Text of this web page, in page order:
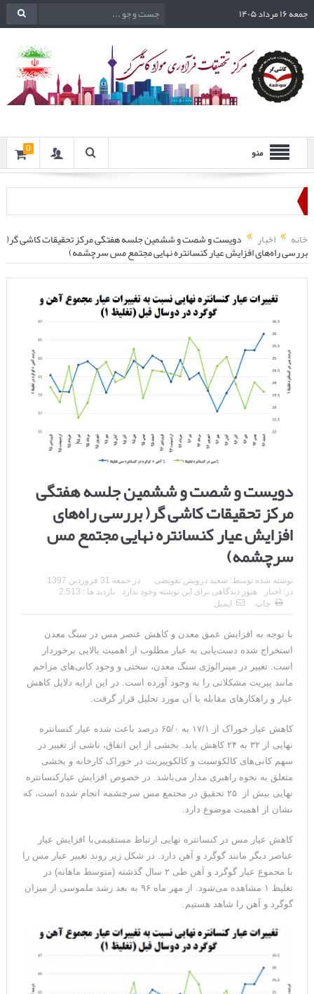
جمعه ۱۶ مرداد ۱۴۰۵
منو 0
خانه اخبار دویست و شصت و ششمین جلسه هفتگی مرکز تحقیقات کاشی گر(
بررسی راه‌های افزایش عیار کنسانتره نهایی مجتمع مس سرچشمه)
دویست و شصت و ششمین جلسه هفتگی
مرکز تحقیقات کاشی گر( بررسی راه‌های
افزایش عیار کنسانتره نهایی مجتمع مس
سرچشمه)
نوشته شده توسط: سعید درویش تفویضی در جمعه 31 فروردین 1397
در: اخبار هنوز دیدگاهی برای این نوشته وجود ندارد
بازدید ها : 2,513
چاپ
ایمیل
با توجه به افزایش عمق معدن و کاهش عنصر مس در سنگ معدن
استخراج شده دست‌یابی به عیار مطلوب از اهمیت بالایی برخوردار
است. تغییر در مینرالوژی سنگ معدن، سختی و وجود کانی‌های مزاحم
مانند پیریت مشکلاتی را به وجود آورده است. در این ارایه دلایل کاهش
عیار و راهکارهای مقابله با آن مورد تحلیل قرار گرفت.
کاهش عیار خوراک از ۱۷/۱ به ۶۵/۰ درصد باعث شده عیار کنسانتره
نهایی از ۳۲ به ۲۴ کاهش یابد. بخشی از این اتفاق، ناشی از تغییر در
سهم کانی‌های کالکوسیت و کالکوپیریت در خوراک کارخانه و بخشی
متعلق به نحوه راهبری مدار می‌باشد. در خصوص افزایش عیارکنسانتره
نهایی بیش از ۲۵ تحقیق در مجتمع مس سرچشمه انجام شده است، که
نشان از اهمیت موضوع دارد.
کاهش عیار مس در کنسانتره نهایی ارتباط مستقیمی‌با افزایش عیار
عناصر دیگر مانند گوگرد و آهن دارد. در شکل زیر روند تغییر عیار مس را
با مجموع عیار گوگرد و آهن طی ۲ سال گذشته (متوسط ماهانه) در
تغلیظ ۱ مشاهده می‌شود. از مهر ماه ۹۶ به بعد رشد ملموسی از میزان
گوگرد و آهن را شاهد هستیم.